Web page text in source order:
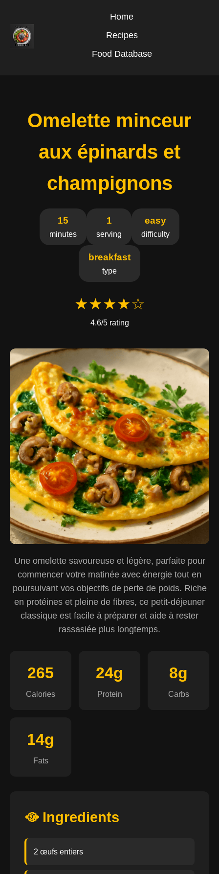
Home
Recipes
Food Database
Omelette minceur
aux épinards et
champignons
15
minutes
1
serving
easy
difficulty
breakfast
type
★★★★☆
4.6/5 rating
Une omelette savoureuse et légère, parfaite pour
commencer votre matinée avec énergie tout en
poursuivant vos objectifs de perte de poids. Riche
en protéines et pleine de fibres, ce petit-déjeuner
classique est facile à préparer et aide à rester
rassasiée plus longtemps.
265
Calories
24g
Protein
8g
Carbs
14g
Fats
🥘 Ingredients
2 œufs entiers